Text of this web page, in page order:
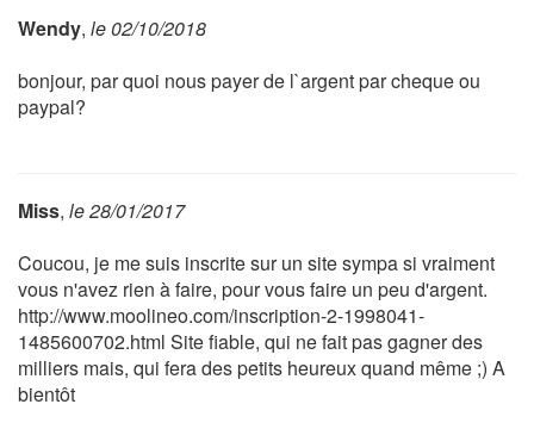
Wendy, le 02/10/2018
bonjour, par quoi nous payer de l`argent par cheque ou
paypal?
Miss, le 28/01/2017
Coucou, je me suis inscrite sur un site sympa si vraiment
vous n'avez rien à faire, pour vous faire un peu d'argent.
http://www.moolineo.com/inscription-2-1998041-
1485600702.html Site fiable, qui ne fait pas gagner des
milliers mais, qui fera des petits heureux quand même ;) A
bientôt